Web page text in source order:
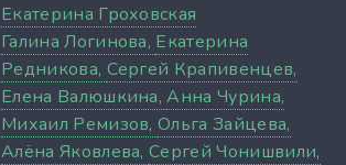
Екатерина Гроховская
Галина Логинова, Екатерина
Редникова, Сергей Крапивенцев,
Елена Валюшкина,Анна Чурина,
Михаил Ремизов,Ольга Зайцева,
Алёна Яковлева,Сергей Чонишвили,